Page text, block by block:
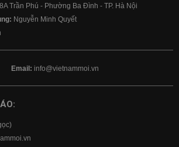
Trần Phú - Phường Ba Đình - TP. Hà Nội
Nguyễn Minh Quyết
Email: info@vietnammoi.vn